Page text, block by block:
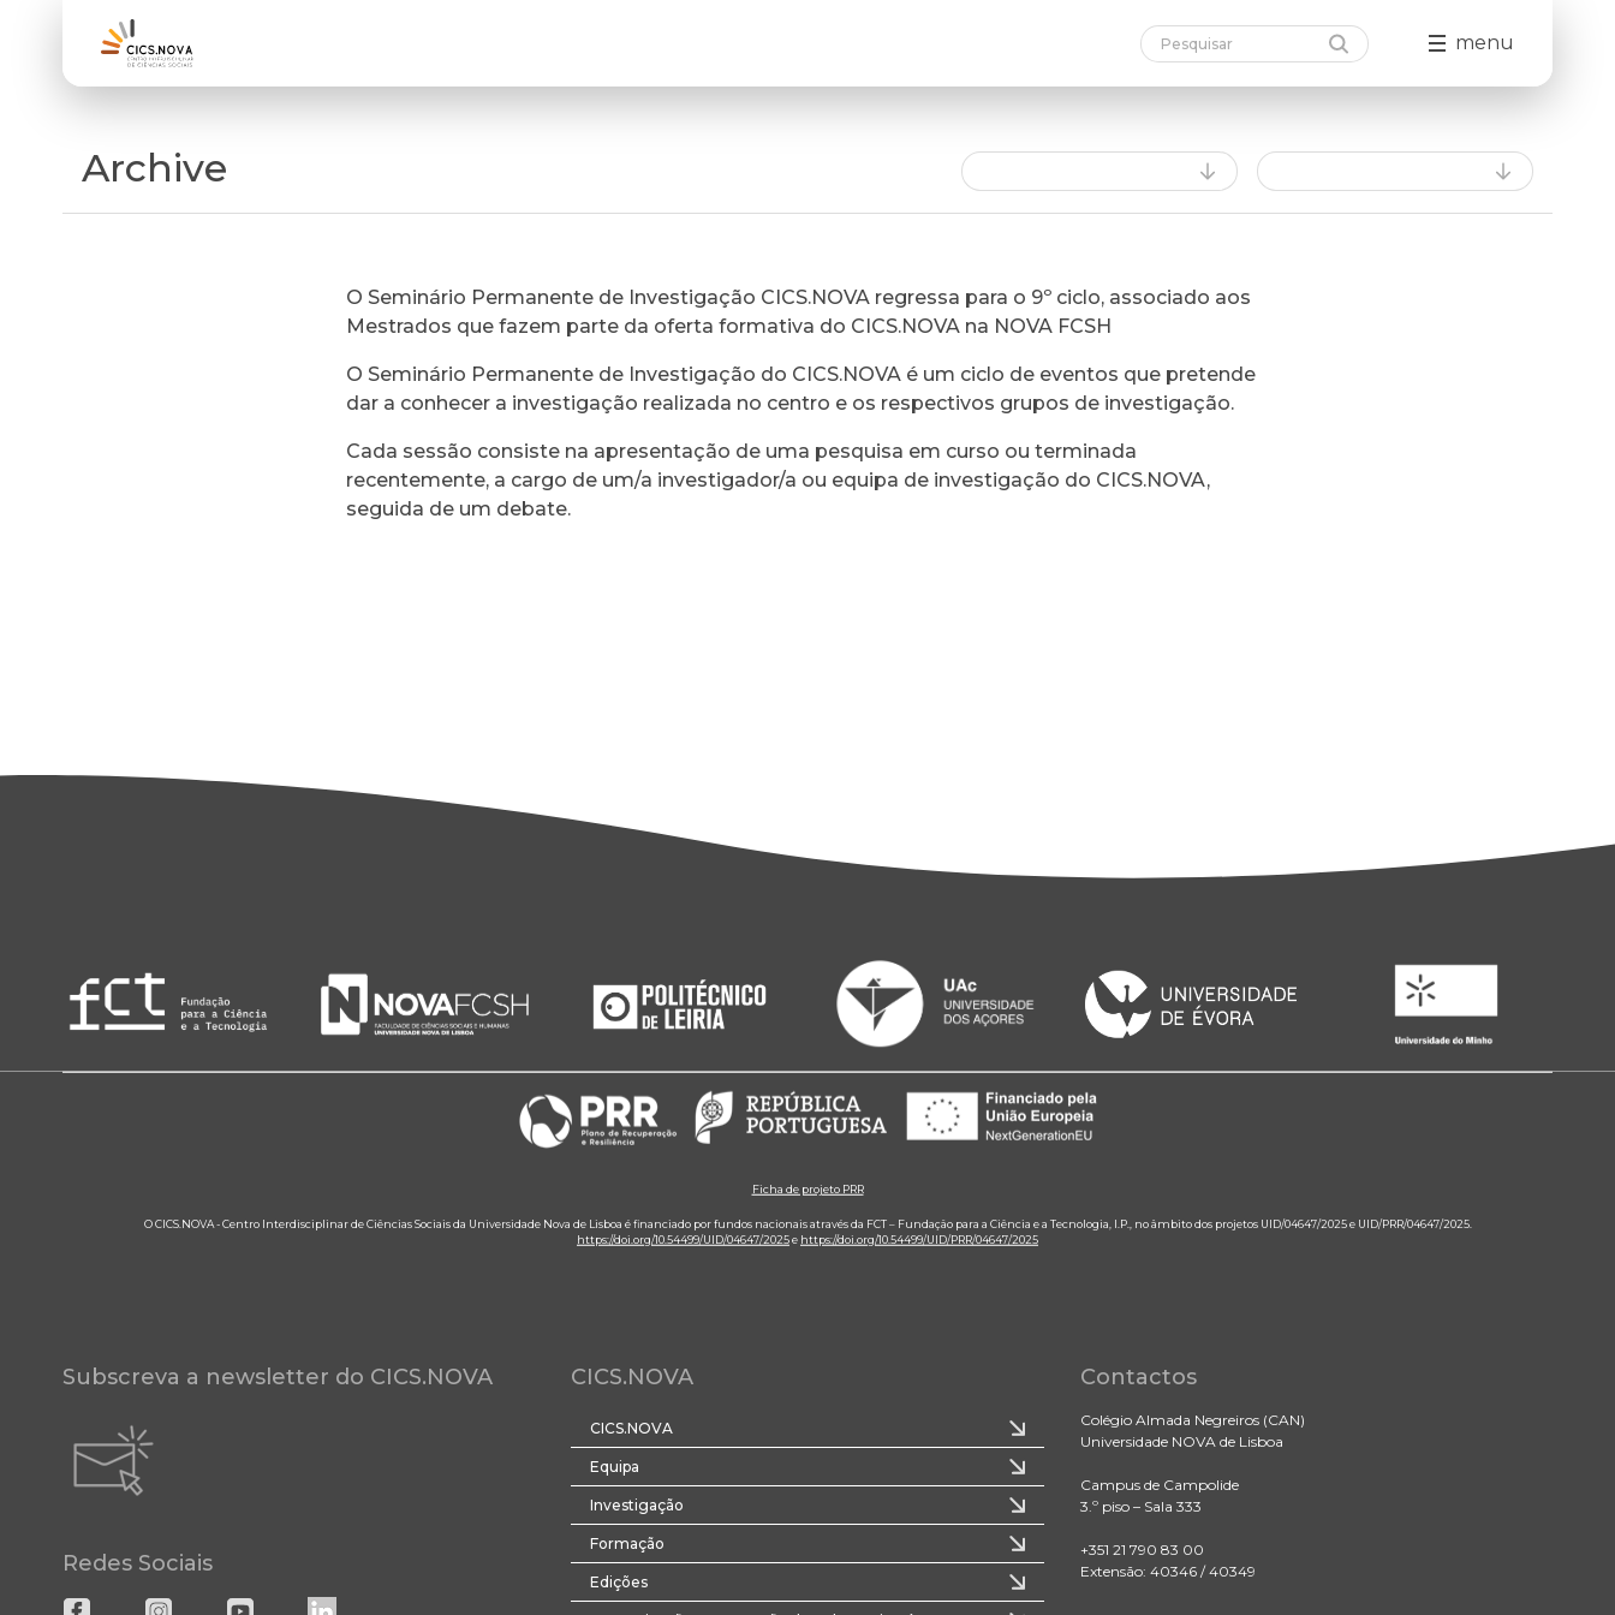
menu
Archive
O Seminário Permanente de Investigação CICS.NOVA regressa para o 9º ciclo, associado aos
Mestrados que fazem parte da oferta formativa do CICS.NOVA na NOVA FCSH
O Seminário Permanente de Investigação do CICS.NOVA é um ciclo de eventos que pretende
dar a conhecer a investigação realizada no centro e os respectivos grupos de investigação.
Cada sessão consiste na apresentação de uma pesquisa em curso ou terminada
recentemente, a cargo de um/a investigador/a ou equipa de investigação do CICS.NOVA,
seguida de um debate.
Ficha de projeto PRR
O CICS.NOVA - Centro Interdisciplinar de Ciências Sociais da Universidade Nova de Lisboa é financiado por fundos nacionais através da FCT – Fundação para a Ciência e a Tecnologia, I.P., no âmbito dos projetos UID/04647/2025 e UID/PRR/04647/2025.
https://doi.org/10.54499/UID/04647/2025e https://doi.org/10.54499/UID/PRR/04647/2025
Subscreva a newsletter do CICS.NOVA
Redes Sociais
CICS.NOVA
CICS.NOVA
Equipa
Investigação
Formação
Edições
Contactos
Colégio Almada Negreiros (CAN)
Universidade NOVA de Lisboa
Campus de Campolide
3.º piso – Sala 333
+351 21 790 83 00
Extensão: 40346 / 40349